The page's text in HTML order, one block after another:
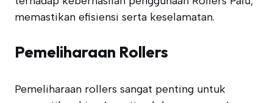
memastikan efisiensi serta keselamatan.
Pemeliharaan Rollers
Pemeliharaan rollers sangat penting untuk